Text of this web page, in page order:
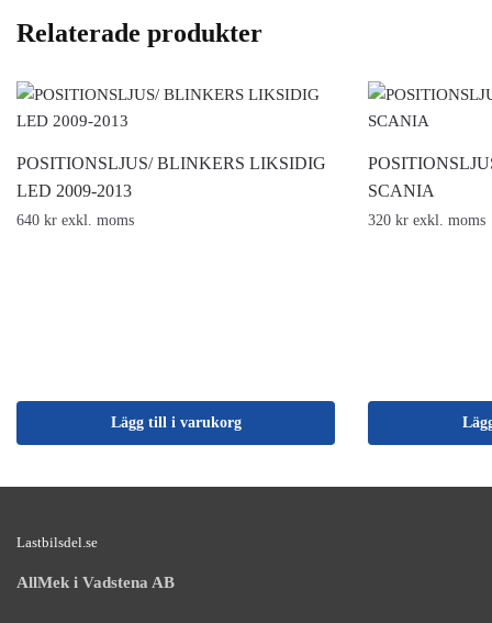
Relaterade produkter
POSITIONSLJUS/ BLINKERS LIKSIDIG
LED 2009-2013
640 kr exkl. moms
Lägg till i varukorg
SCANIA
320 kr exkl. moms
Lastbilsdel.se
AllMek i Vadstena AB